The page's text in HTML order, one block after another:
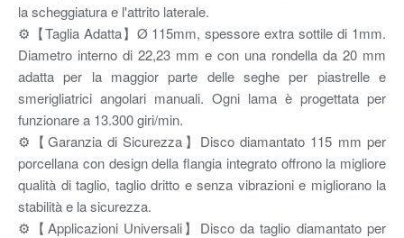
la scheggiatura e l'attrito laterale.
⚙【Taglia Adatta】Ø 115mm, spessore extra sottile di 1mm.
Diametro interno di 22,23 mm e con una rondella da 20 mm
adatta per la maggior parte delle seghe per piastrelle e
smerigliatrici angolari manuali. Ogni lama è progettata per
funzionare a 13.300 giri/min.
⚙【Garanzia di Sicurezza】Disco diamantato 115 mm per
porcellana con design della flangia integrato offrono la migliore
qualità di taglio, taglio dritto e senza vibrazioni e migliorano la
stabilità e la sicurezza.
⚙【Applicazioni Universali】Disco da taglio diamantato per